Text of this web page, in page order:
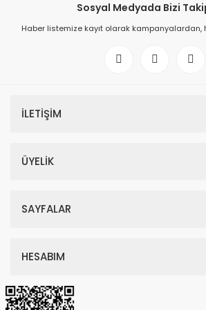
Sosyal Medyada Bizi
Haber listemize kayıt olarak
İLETİŞİM
ÜYELİK
SAYFALAR
HESABIM